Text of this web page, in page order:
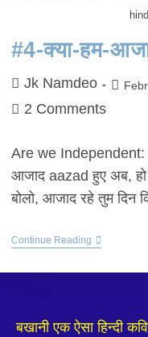
#4-क्या-हम-
Jk Namdeo
2 Comments
Are we
आजाद aazad हुए अब, हो
बोलो, आजाद रहे तुम दिन
Continue Reading
बखानी एक ऐसा हिन्दी